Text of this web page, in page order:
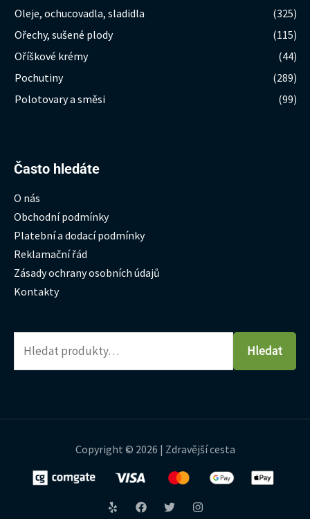
Oleje, ochucovadla, sladidla
(325)
Ořechy, sušené plody
(115)
Oříškové krémy
(44)
Pochutiny
(289)
Polotovary a směsi
(99)
Často hledáte
O nás
Obchodní podmínky
Platební a dodací podmínky
Reklamační řád
Zásady ochrany osobních údajů
Kontakty
Hledat:
Hledat
Copyright © 2026 | Zdravější cesta